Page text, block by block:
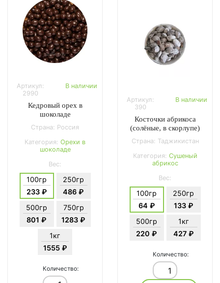
Артикул:
2990
В наличии
Кедровый орех в
шоколаде
Страна: Россия
Категория: Орехи в
шоколаде
Вес:
100гр
233 ₽
250гр
486 ₽
500гр
801 ₽
750гр
1283 ₽
1кг
1555 ₽
Количество:
Артикул:
390
В наличии
Косточки абрикоса
(солёные, в скорлупе)
Страна: Таджикистан
Категория: Сушеный
абрикос
Вес:
100гр
64 ₽
250гр
133 ₽
500гр
220 ₽
1кг
427 ₽
Количество: